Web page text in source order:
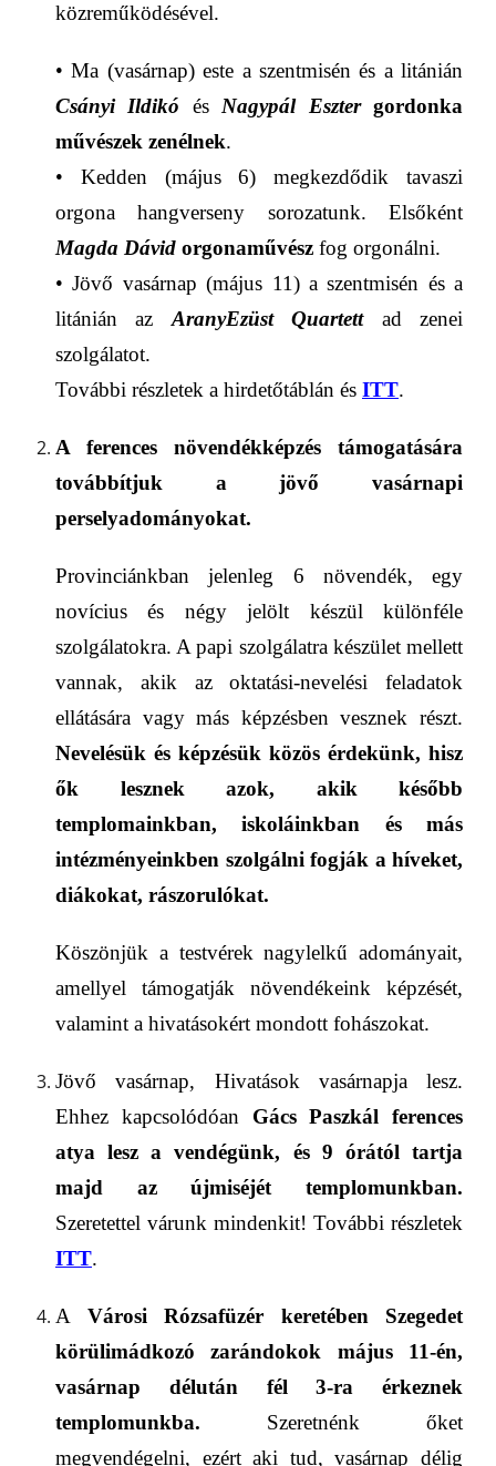
közreműködésével.
• Ma (vasárnap)este a szentmisén és a litánián
Csányi Ildikó és Nagypál Esztergordonka
művészek zenélnek.
• Kedden (május 6) megkezdődik tavaszi
orgona hangverseny sorozatunk. Elsőként
Magda Dávid orgonaművész fog orgonálni.
• Jövő vasárnap (május 11) a szentmisén és a
litánián az AranyEzüst Quartett ad zenei
szolgálatot.
További részletek a hirdetőtáblán és ITT.
A ferences növendékképzés támogatására
továbbítjuk a jövő vasárnapi
perselyadományokat.
Provinciánkban jelenleg 6 növendék, egy
novícius és négy jelölt készül különféle
szolgálatokra. A papi szolgálatra készület mellett
vannak, akik az oktatási-nevelési feladatok
ellátására vagy más képzésben vesznek részt.
Nevelésük és képzésük közös érdekünk, hisz
ők lesznek azok, akik később
templomainkban, iskoláinkban és más
intézményeinkben szolgálni fogják a híveket,
diákokat, rászorulókat.
Köszönjük a testvérek nagylelkű adományait,
amellyel támogatják növendékeink képzését,
valamint a hivatásokért mondott fohászokat.
Jövő vasárnap, Hivatások vasárnapja lesz.
Ehhez kapcsolódóan Gács Paszkál ferences
atya lesz a vendégünk, és 9 órától tartja
majd az újmiséjét templomunkban.
Szeretettel várunk mindenkit! További részletek
ITT.
A Városi Rózsafüzér keretében Szegedet
körülimádkozó zarándokok május 11-én,
vasárnap délután fél 3-ra érkeznek
templomunkba. Szeretnénk őket
megvendégelni, ezért aki tud, vasárnap délig